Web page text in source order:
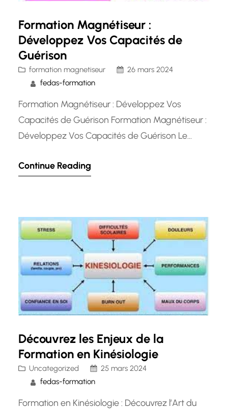
Formation Magnétiseur :
Développez Vos Capacités de
Guérison
formation magnetiseur
26 mars 2024
fedas-formation
Formation Magnétiseur : Développez Vos
Capacités de Guérison Formation Magnétiseur :
Développez Vos Capacités de Guérison Le
à canaliser l’énergie pour soulager la douleur,
personnes se tournent vers les magnétiseurs
pour compléter leurs traitements…
Continue Reading
Découvrez les Enjeux de la
Formation en Kinésiologie
Uncategorized
25 mars 2024
fedas-formation
Formation en Kinésiologie : Découvrez l’Art du